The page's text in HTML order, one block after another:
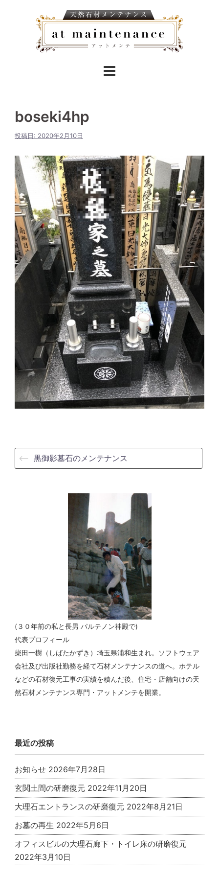
boseki4hp
投稿日: 2020年2月10日
⟵ 黒御影墓石のメンテナンス
(３０年前の私と長男 パルテノン神殿で)
代表プロフィール
柴田一樹（しばたかずき）埼玉県浦和生まれ。ソフトウェア
会社及び出版社勤務を経て石材メンテナンスの道へ。ホテル
などの石材復元工事の実績を積んだ後、住宅・店舗向けの天
然石材メンテナンス専門・アットメンテを開業。
最近の投稿
お知らせ 2026年7月28日
玄関土間の研磨復元 2022年11月20日
大理石エントランスの研磨復元 2022年8月21日
お墓の再生 2022年5月6日
オフィスビルの大理石廊下・トイレ床の研磨復元
2022年3月10日